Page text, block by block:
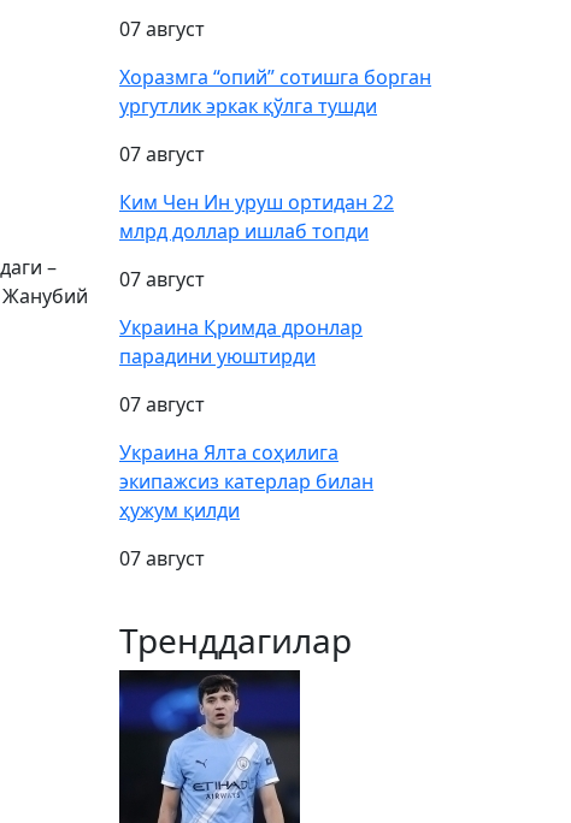
–
Жанубий
07 август
Хоразмга “опий” сотишга борган
ургутлик эркак қўлга тушди
07 август
Ким Чен Ин уруш ортидан 22
млрд доллар ишлаб топди
07 август
Украина Қримда дронлар
парадини уюштирди
07 август
Украина Ялта соҳилига
экипажсиз катерлар билан
ҳужум қилди
07 август
Тренддагилар